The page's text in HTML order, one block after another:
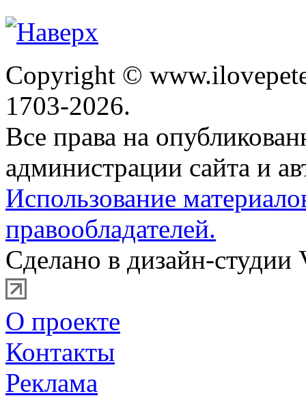
Copyright ©
1703-2026.
Все права на
администрации сайта и
Использование
правообладателей.
Сделано в дизайн-студии
О проекте
Контакты
Реклама